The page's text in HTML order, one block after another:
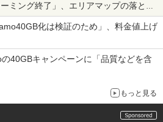
ミング終了」、エリアマップの落とし
化は検証のため」、料金値上げ
40GBキャンペーンに「品質などを含
もっと見る